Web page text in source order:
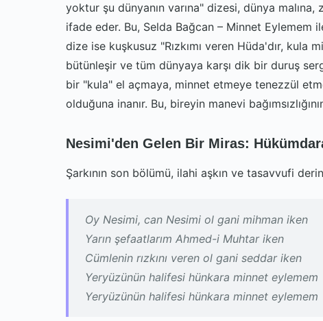
yoktur şu dünyanın varına" dizesi, dünya malına,
ifade eder. Bu, Selda Bağcan – Minnet Eylemem
dize ise kuşkusuz "Rızkımı veren Hüda'dır, kula
bütünleşir ve tüm dünyaya karşı dik bir duruş
bir "kula" el açmaya, minnet etmeye tenezzül
olduğuna inanır. Bu, bireyin manevi
Nesimi'den Gelen Bir Miras:
Şarkının son bölümü, ilahi aşkın ve tasavvufi
Oy Nesimi, can Nesimi ol gani mihman iken
Yarın şefaatlarım Ahmed-i Muhtar iken
Cümlenin rızkını veren ol gani seddar iken
Yeryüzünün halifesi hünkara minnet eylemem
Yeryüzünün halifesi hünkara minnet eylemem